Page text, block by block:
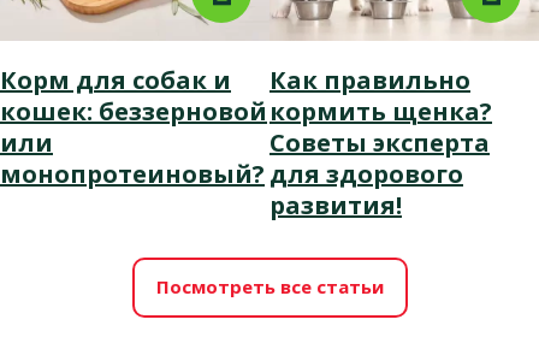
Корм для собак и
кошек: беззерновой
или
монопротеиновый?
Как правильно
кормить щенка?
Советы эксперта
для здорового
развития!
Посмотреть все статьи